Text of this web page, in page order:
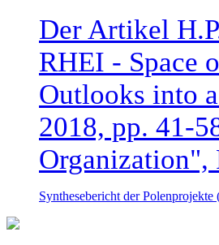
Der Artikel
RHEI - Space
Outlooks into
2018, pp. 41-
Organization",
Synthesebericht der